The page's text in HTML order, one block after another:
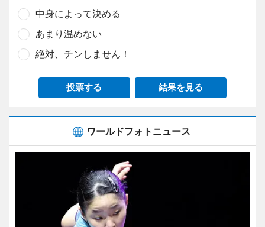
中身によって決める
あまり温めない
絶対、チンしません！
投票する 結果を見る
ワールドフォトニュース